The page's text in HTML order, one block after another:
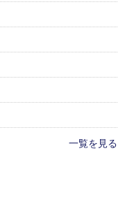
一覧を見る